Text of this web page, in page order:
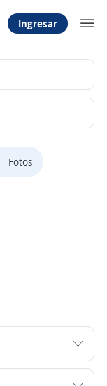
Ingresar
Fotos